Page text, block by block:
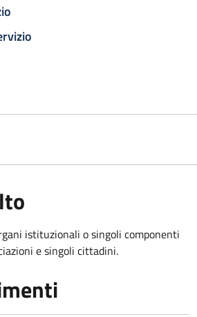
istituzionali o singoli componenti
e singoli cittadini.